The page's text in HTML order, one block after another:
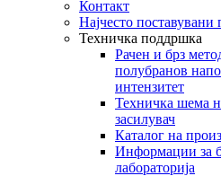
Контакт
Најчесто
Техничка поддршка
Рачен и брз
полубранов
интензитет
Техничка шема
засилувач
Каталог на
Информации за
лабораторија